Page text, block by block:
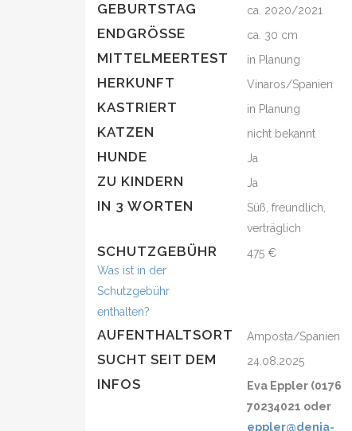
GEBURTSTAG ca. 2020/2021
ENDGRÖSSE ca. 30 cm
MITTELMEERTEST in Planung
HERKUNFT Vinaros/Spanien
KASTRIERT in Planung
KATZEN nicht bekannt
HUNDE Ja
ZU KINDERN Ja
IN 3 WORTEN
Süß, freundlich,
verträglich
SCHUTZGEBÜHR
Was ist in der
Schutzgebühr
enthalten?
475 €
AUFENTHALTSORT Amposta/Spanien
SUCHT SEIT DEM 24.08.2025
INFOS
Eva Eppler (0176
70234021 oder
eppler@denia-